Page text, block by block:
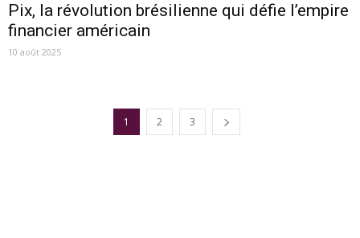
Pix, la révolution brésilienne qui défie l’empire
financier américain
10 août 2025
1 2 3